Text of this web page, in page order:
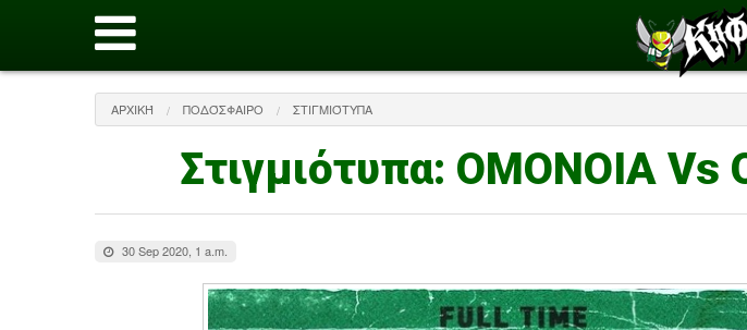
ΑΡΧΙΚΉ ΠΟΔΌΣΦΑΙΡΟ ΣΤΙΓΜΙΌΤΥΠΑ
Στιγμιότυπα: ΟΜΟΝΟΙΑ Vs
30 Sep 2020, 1 a.m.